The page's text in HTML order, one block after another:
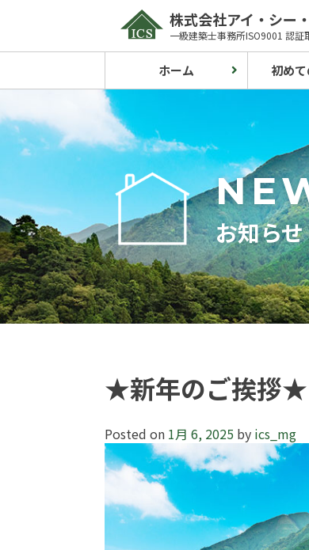
content
株式会社アイ・シー
一級建築士事務所ISO9001 認証
ホーム 初め
お知らせ
★新年のご挨拶★
Posted on 1月 6, 2025 by ics_mg